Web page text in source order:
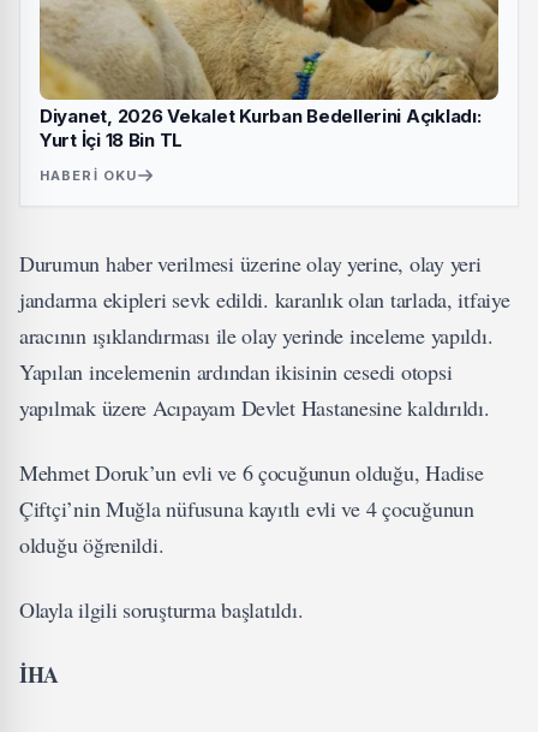
Diyanet, 2026 Vekalet Kurban Bedellerini Açıkladı:
Yurt İçi 18 Bin TL
HABERI OKU
Durumun haber verilmesi üzerine olay yerine, olay yeri
jandarma ekipleri sevk edildi. karanlık olan tarlada, itfaiye
aracının ışıklandırması ile olay yerinde inceleme yapıldı.
Yapılan incelemenin ardından ikisinin cesedi otopsi
yapılmak üzere Acıpayam Devlet Hastanesine kaldırıldı.
Mehmet Doruk’un evli ve 6 çocuğunun olduğu, Hadise
Çiftçi’nin Muğla nüfusuna kayıtlı evli ve 4 çocuğunun
olduğu öğrenildi.
Olayla ilgili soruşturma başlatıldı.
İHA